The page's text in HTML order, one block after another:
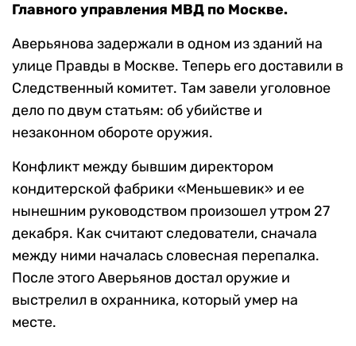
Главного управления МВД по Москве.
Аверьянова задержали в одном из зданий на
улице Правды в Москве. Теперь его доставили в
Следственный комитет. Там завели уголовное
дело по двум статьям: об убийстве и
незаконном обороте оружия.
Конфликт между бывшим директором
кондитерской фабрики «Меньшевик» и ее
нынешним руководством произошел утром 27
декабря. Как считают следователи, сначала
между ними началась словесная перепалка.
После этого Аверьянов достал оружие и
выстрелил в охранника, который умер на
месте.